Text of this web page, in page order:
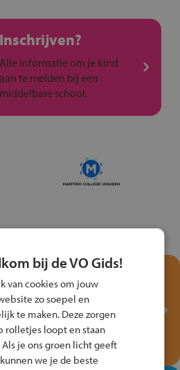
Inschrijven?
Alle informatie om je kind
aan te melden bij een
middelbare school.
je kennis met het
Veilig
het Fiets Veilig Verkeersspel
een Cortina-fiets!
bij de VO Gids!
van cookies om jouw
zo soepel en
te maken. Deze zorgen
rolletjes loopt en staan
je ons groen licht geeft
we je de beste